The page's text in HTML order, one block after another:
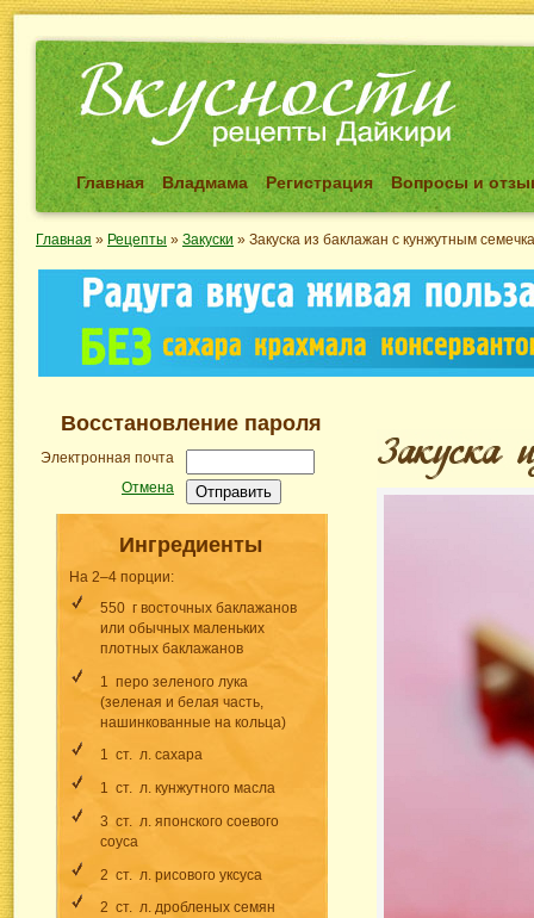
Главная Владмама Регистрация Вопросы и
Главная » Рецепты » Закуски » Закуска из баклажан с кунжутным
Восстановление пароля
Электронная почта
Отмена
Отправить
Ингредиенты
На 2–4 порции:
550 г восточных баклажанов
или обычных маленьких
плотных баклажанов
1 перо зеленого лука
(зеленая и белая часть,
нашинкованные на кольца)
1 ст. л. сахара
1 ст. л. кунжутного масла
3 ст. л. японского соевого
соуса
2 ст. л. рисового уксуса
2 ст. л. дробленых семян